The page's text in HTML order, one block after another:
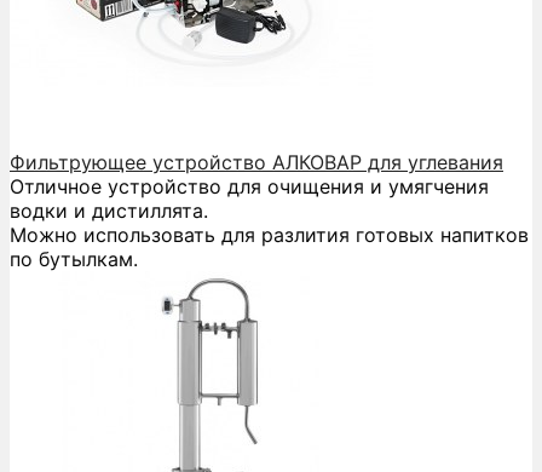
Фильтрующее устройство АЛКОВАР для углевания
Отличное устройство для очищения и умягчения
водки и дистиллята.
Можно использовать для разлития готовых напитков
по бутылкам.